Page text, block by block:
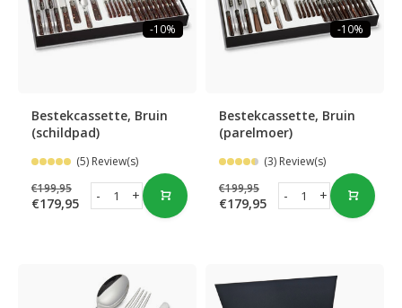
-10%
Bestekcassette, Bruin
(schildpad)
(5) Review(s)
€199,95
€179,95 +
-
-10%
Bestekcassette, Bruin
(parelmoer)
(3) Review(s)
€199,95
€179,95 +
-